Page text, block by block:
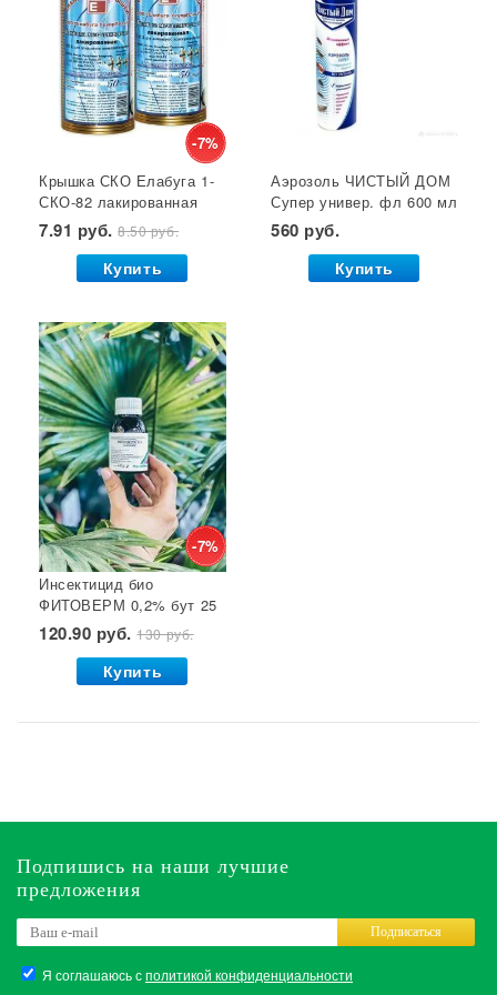
Крышки для консервирования Семена газонной травы
Лейки для цветов Мицелий грибов
Кустодержатели Кокосовый субстрат
Отпугиватель крыс
Гет от тараканов Отрава от крыс Семена салата
-7%
Крышка СКО Елабуга 1-
СКО-82 лакированная
Звезда 1/50/600*
7.91 руб.8.50 руб.
Купить
Аэрозоль ЧИСТЫЙ ДОМ
Супер универ. фл 600 мл
(двойное распыление)
GB 1/24*
560 руб.
Купить
-7%
Инсектицид био
ФИТОВЕРМ 0,2% бут 25
мл ВХ 1/30
120.90 руб.130 руб.
Купить
Подпишись на наши лучшие
предложения
Я соглашаюсь сполитикой конфиденциальности
Подписаться